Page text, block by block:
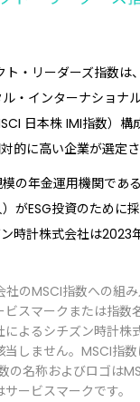
ト・リーダーズ指数は
・インターナショナ
日本株 IMI指数）構
的に高い企業が選定さ
の年金運用機関であ
がESG投資のために
時計株式会社は2023
のMSCI指数への組
スマークまたは指数
によるシチズン時計株
しません。MSCI指
の名称およびロゴは
ービスマークです。